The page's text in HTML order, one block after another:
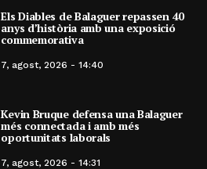
Els Diables de Balaguer repassen 40
anys d’història amb una exposició
commemorativa
7, agost, 2026 - 14:40
Kevin Bruque defensa una Balaguer
més connectada i amb més
oportunitats laborals
7, agost, 2026 - 14:31